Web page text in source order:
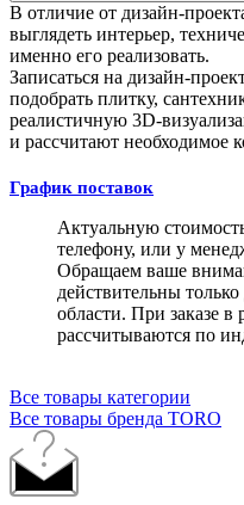
В отличие от дизайн-
выглядеть интерьер,
именно его реализовать.
Записаться на дизайн-
подобрать плитку,
реалистичную 3D-
и рассчитают необходимое
График поставок
Актуальную
телефону, или у
Обращаем ваше
действительны
области. При заказе
рассчитываются по
Все товары категории
Все товары бренда TORO